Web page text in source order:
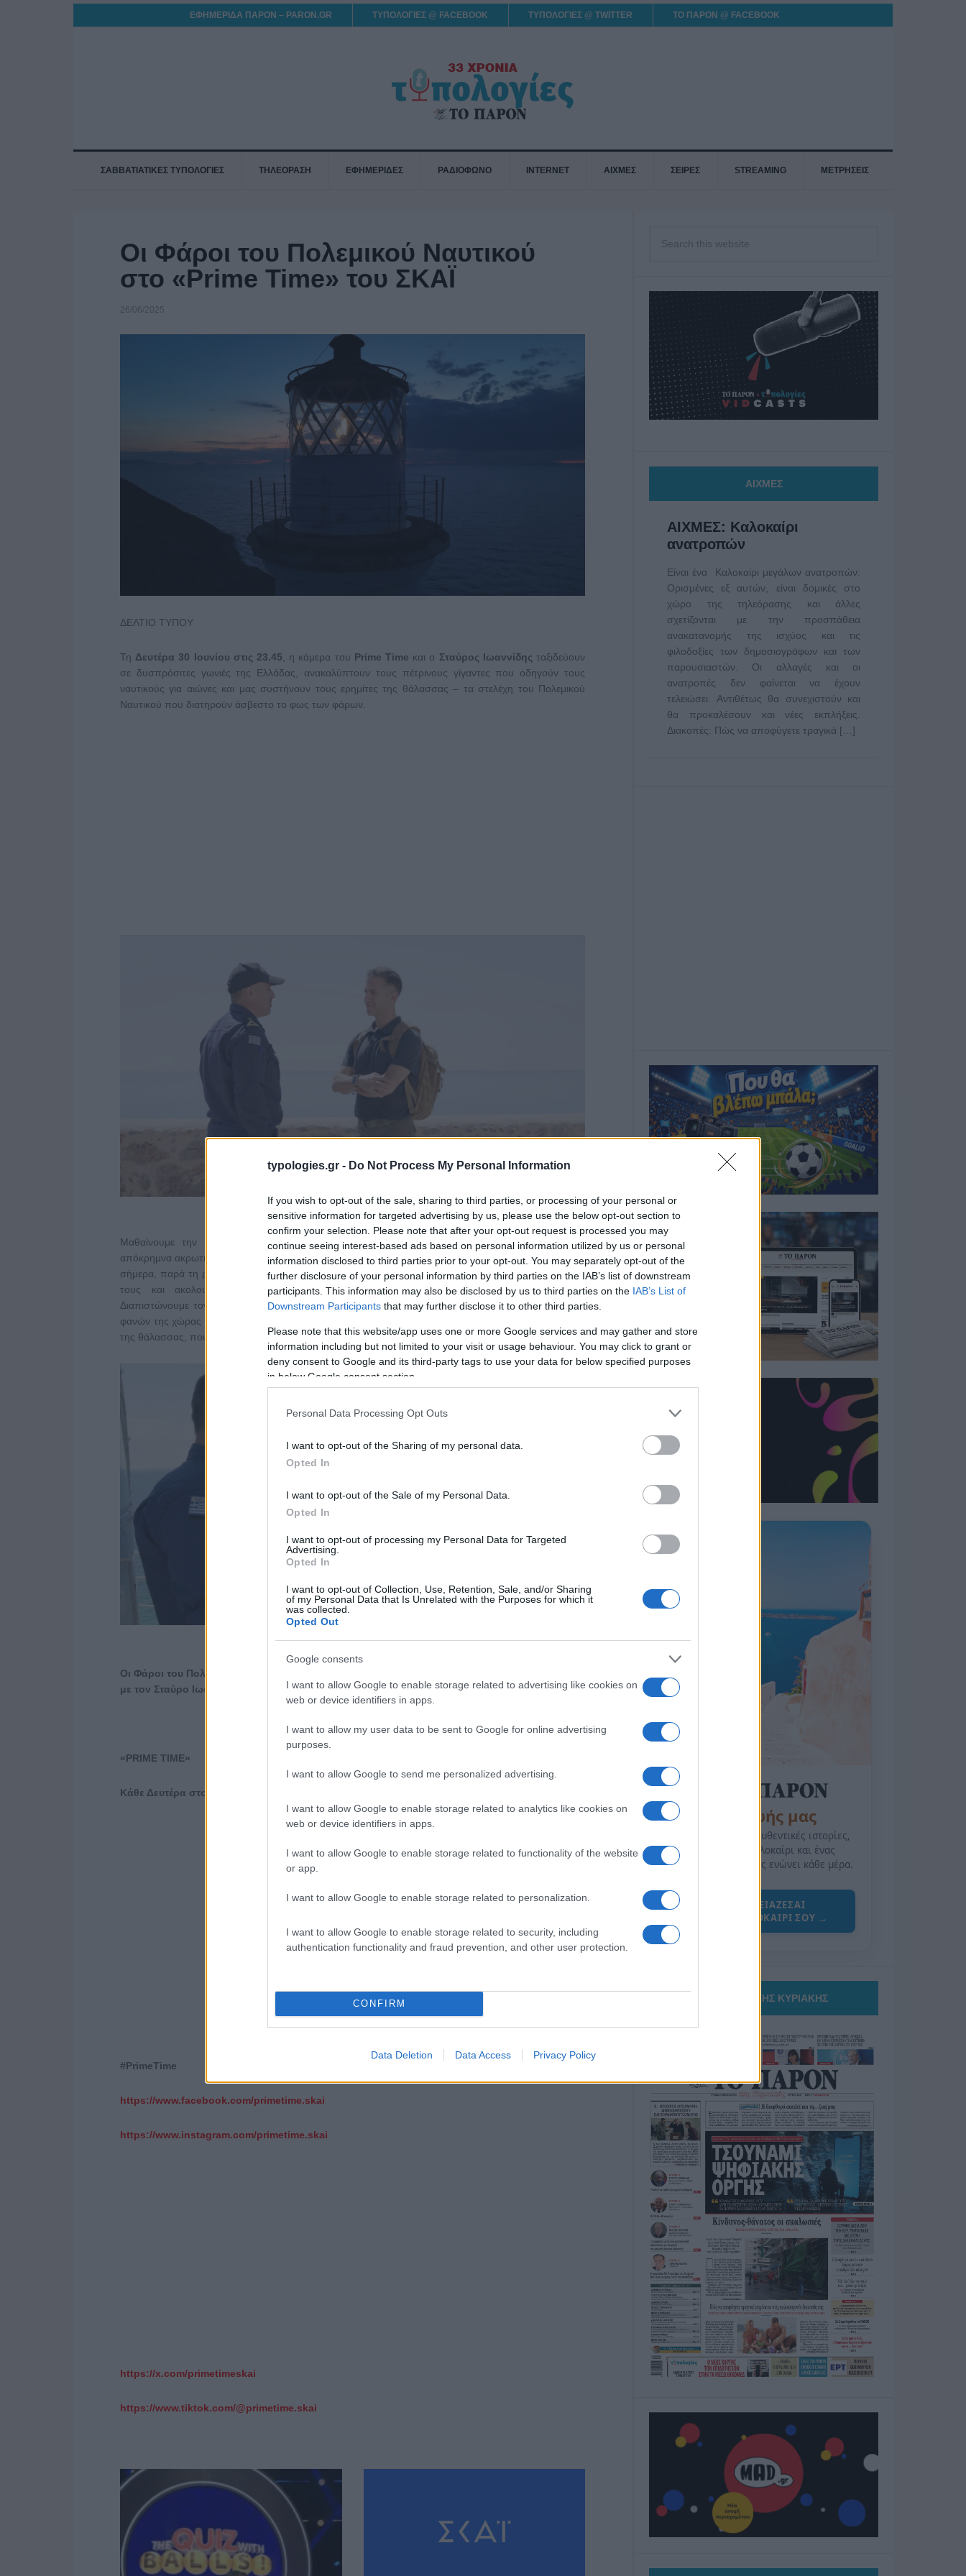
typologies.gr - Do Not Process My Personal Information
If you wish to opt-out of the sale, sharing to third parties, or processing of your personal or
sensitive information for targeted advertising by us, please use the below opt-out section to
confirm your selection. Please note that after your opt-out request is processed you may
continue seeing interest-based ads based on personal information utilized by us or personal
information disclosed to third parties prior to your opt-out. You may separately opt-out of the
further disclosure of your personal information by third parties on the IAB’s list of downstream
participants. This information may also be disclosed by us to third parties on the IAB’s List of
Downstream Participants that may further disclose it to other third parties.
Please note that this website/app uses one or more Google services and may gather and store
information including but not limited to your visit or usage behaviour. You may click to grant or
deny consent to Google and its third-party tags to use your data for below specified purposes
in below Google consent section.
Personal Data Processing Opt Outs
I want to opt-out of the Sharing of my personal data.
Opted In
I want to opt-out of the Sale of my Personal Data.
Opted In
I want to opt-out of processing my Personal Data for Targeted
Advertising.
Opted In
I want to opt-out of Collection, Use, Retention, Sale, and/or Sharing
of my Personal Data that Is Unrelated with the Purposes for which it
was collected.
Opted Out
Google consents
I want to allow Google to enable storage related to advertising like cookies on
web or device identifiers in apps.
I want to allow my user data to be sent to Google for online advertising
purposes.
I want to allow Google to send me personalized advertising.
I want to allow Google to enable storage related to analytics like cookies on
web or device identifiers in apps.
I want to allow Google to enable storage related to functionality of the website
or app.
I want to allow Google to enable storage related to personalization.
I want to allow Google to enable storage related to security, including
authentication functionality and fraud prevention, and other user protection.
CONFIRM
Data Deletion Data Access Privacy Policy
ΕΦΗΜΕΡΙΔΑ ΠΑΡΟΝ – PARON.GR ΤΥΠΟΛΟΓΙΕΣ @ FACEBOOK ΤΥΠΟΛΟΓΙΕΣ @ TWITTER ΤΟ ΠΑΡΟΝ @ FACEBOOK
ΣΑΒΒΑΤΙΑΤΙΚΕΣ ΤΥΠΟΛΟΓΙΕΣ ΤΗΛΕΟΡΑΣΗ ΕΦΗΜΕΡΙΔΕΣ ΡΑΔΙΟΦΩΝΟ INTERNET ΑΙΧΜΕΣ ΣΕΙΡΕΣ STREAMING ΜΕΤΡΗΣΕΙΣ
Οι Φάροι του Πολεμικού Ναυτικού
στο «Prime Time» του ΣΚΑΪ
26/06/2025
ΔΕΛΤΙΟ ΤΥΠΟΥ
Τη Δευτέρα 30 Ιουνίου στις 23.45 , η κάμερα του Prime Time και ο Σταύρος Ιωαννίδης ταξιδεύουν
σε δυσπρόσιτες γωνιές της Ελλάδας, ανακαλύπτουν τους πέτρινους γίγαντες που οδηγούν τους
ναυτικούς για αιώνες και μας συστήνουν τους ερημίτες της θάλασσας – τα στελέχη του Πολεμικού
Ναυτικού που διατηρούν άσβεστο το φως των φάρων.
Μαθαίνουμε την ιστορία των μοναδικών αρχιτεκτονικών μνημείων που στέκουν επιβλητικά σε
απόκρημνα ακρωτήρια και ενημερωνόμαστε για τη σημασία που κατέχουν στη διεθνή ναυσιπλοΐα μέχρι
σήμερα, παρά τη ραγδαία εξέλιξη των μέσων πλοήγησης. Ξεναγούμαστε στους περίτεχνους πύργους
τους και ακολουθούμε τη μοναχική αλλά γοητευτική καθημερινότητα των φαροφυλάκων.
Διαπιστώνουμε τον κόπο που απαιτεί η συντήρηση του δαιδαλώδους δικτύου των 1.600 φάρων και
φανών της χώρας μας και καταγράφουμε μαρτυρίες βετεράνων φαροφυλάκων αλλά και επαγγελματιών
της θάλασσας, που έχουν συνδέσει την αναλαμπή των φάρων με την υπόσχεση της στεριάς.
Οι Φάροι του Πολεμικού Ναυτικού στο «Prime Time» του ΣΚΑΪ, τη Δευτέρα 30 Ιουνίου στις 23.45,
με τον Σταύρο Ιωαννίδη.
«PRIME TIME»
Κάθε Δευτέρα στον ΣΚΑΪ
#PrimeTime
https://www.facebook.com/primetime.skai
https://www.instagram.com/primetime.skai
https://x.com/primetimeskai
https://www.tiktok.com/@primetime.skai
ΑΙΧΜΕΣ
ΑΙΧΜΕΣ: Καλοκαίρι
ανατροπών
Είναι ένα Καλοκαίρι μεγάλων ανατροπών.
Ορισμένες εξ αυτών, είναι δομικές στο
χώρο της τηλεόρασης και άλλες
σχετίζονται με την προσπάθεια
ανακατανομής της ισχύος και τις
φιλοδοξίες των δημοσιογράφων και των
παρουσιαστών. Οι αλλαγές και οι
ανατροπές δεν φαίνεται να έχουν
τελειώσει. Αντιθέτως θα συνεχιστούν και
θα προκαλέσουν και νέες εκπλήξεις.
Διακοπές: Πώς να αποφύγετε τραγικά […]
Η ΣΤΗΛΗ ΜΑΣ
της Ζωής μας
Οι άνθρωποι, οι αυθεντικές ιστορίες,
το ελληνικό καλοκαίρι και ένας
πολιτισμός που μας ενώνει κάθε μέρα.
ΟΣΑ ΧΡΕΙΑΖΕΣΑΙ
ΓΙΑ ΤΟ ΚΑΛΟΚΑΙΡΙ ΣΟΥ →
ΤΟ ΠΑΡΟΝ ΤΗΣ ΚΥΡΙΑΚΗΣ